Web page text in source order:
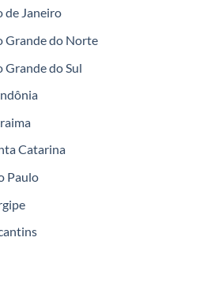
de Janeiro
Grande do Norte
Grande do Sul
Catarina
Paulo